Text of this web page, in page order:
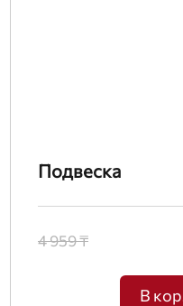
Подвеска
4 959 ₸
В